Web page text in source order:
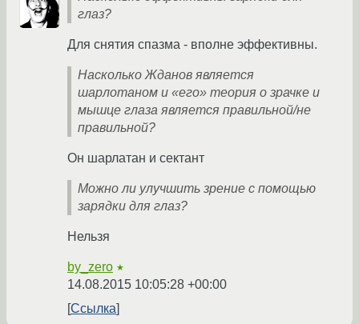
глаз?
Для снятия спазма - вполне эффективны.
Насколько Жданов является
шарлотаном и «его» теория о зрачке и
мышце глаза является правильной/не
правильной?
Он шарлатан и сектант
Можно ли улучшить зрение с помощью
зарядки для глаз?
Нельзя
by_zero ★
14.08.2015 10:05:28 +00:00
Ссылка